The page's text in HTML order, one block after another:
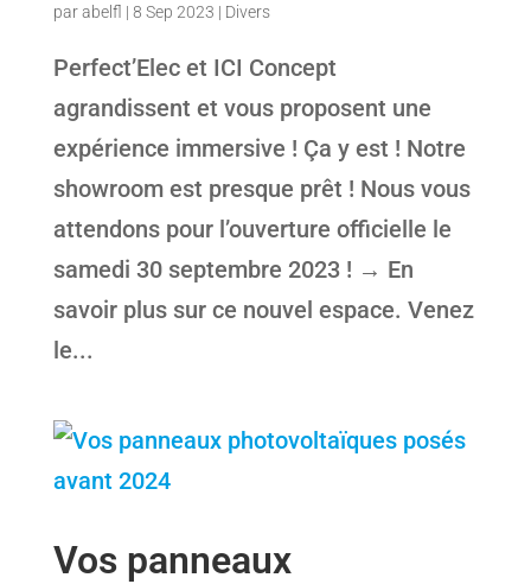
parabelfl | 8 Sep 2023 | Divers
Perfect’Elec et ICI Concept
agrandissent et vous proposent une
expérience immersive ! Ça y est ! Notre
showroom est presque prêt ! Nous vous
attendons pour l’ouverture officielle le
samedi 30 septembre 2023 ! → En
savoir plus sur ce nouvel espace. Venez
le...
Vos panneaux